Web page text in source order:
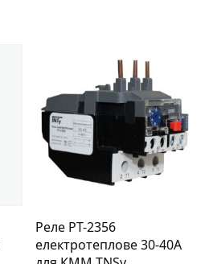
Реле РТ-2356
електротеплове 30-40А